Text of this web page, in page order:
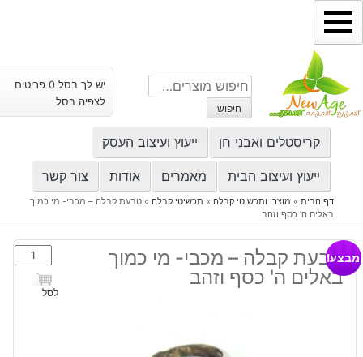
דילוג
לתוכן
חיפוש
עבור:
חיפוש
יש לך בסל 0 פריטים
לצפיה בסל
קריסטלים ואבני חן ייעוץ ועיצוב העסק
ייעוץ ועיצוב הבית מאמרים אודות צור קשר
דף הבית» מוצרי ותכשיטי קבלה» תכשיטי קבלה» טבעת קבלה – מכבי- מי כמוך
באלים ה' כסף וזהב
טבעת קבלה – מכבי- מי כמוך
באלים ה' כסף וזהב
כמות
של
טבעת
לסל
מבצע!